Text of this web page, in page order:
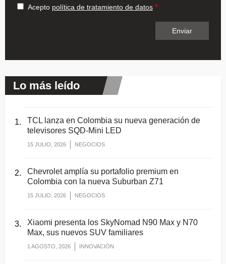
Acepto política de tratamiento de datos
Lo más leído
TCL lanza en Colombia su nueva generación de
televisores SQD-Mini LED
15 JULIO, 2026 NEGOCIOS
Chevrolet amplía su portafolio premium en
Colombia con la nueva Suburban Z71
15 JULIO, 2026 NEGOCIOS
Xiaomi presenta los SkyNomad N90 Max y N70
Max, sus nuevos SUV familiares
1 AGOSTO, 2026 INNOVACIÓN